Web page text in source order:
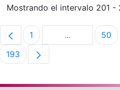
Mostrando el intervalo 201 -
Página
1 ...Páginas 50
Página
193